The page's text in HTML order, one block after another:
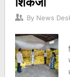
By News